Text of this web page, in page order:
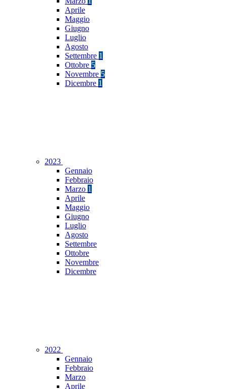
Aprile
Maggio
Giugno
Luglio
Agosto
Settembre 1
Ottobre 5
Novembre 5
Dicembre 1
2023
Gennaio
Febbraio
Marzo 1
Aprile
Maggio
Giugno
Luglio
Agosto
Settembre
Ottobre
Novembre
Dicembre
2022
Gennaio
Febbraio
Marzo
Aprile